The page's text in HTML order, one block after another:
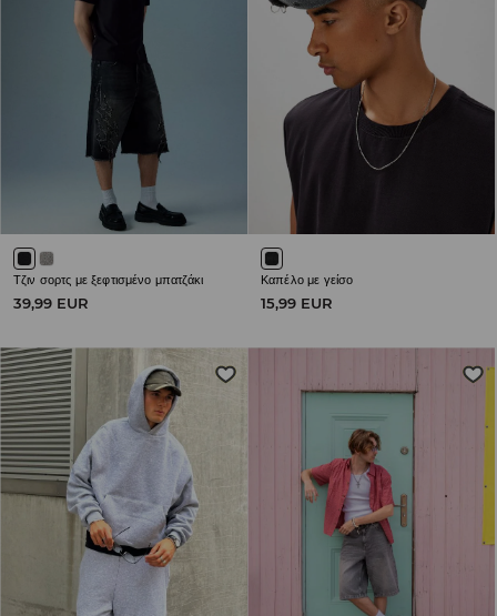
Τζιν σορτς με ξεφτισμένο μπατζάκι
39,99 EUR
Καπέλο με γείσο
15,99 EUR